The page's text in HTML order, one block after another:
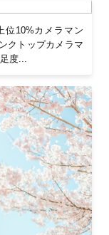
位10%カメラマン
クトップカメラマ
度...